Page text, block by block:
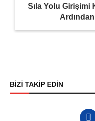
Sıla Yolu Girişimi
BİZİ TAKİP EDİN